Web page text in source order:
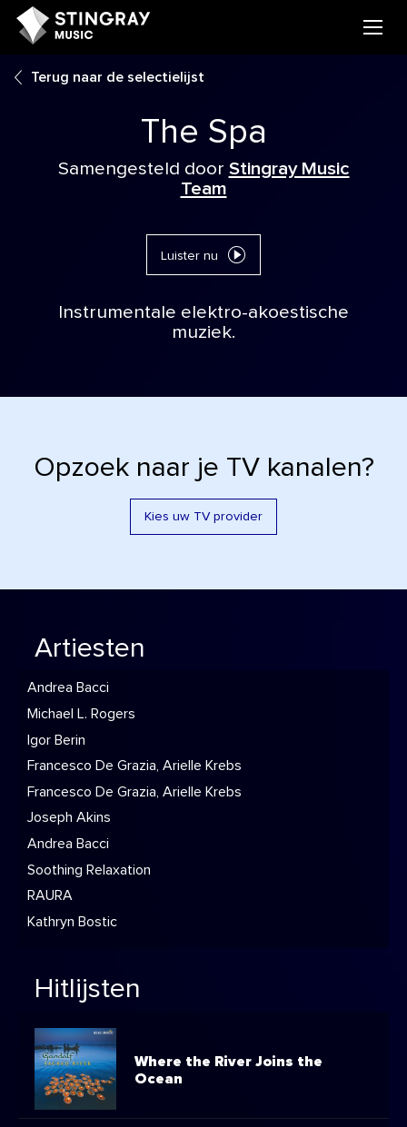
Terug naar de selectielijst
The Spa
Samengesteld door Stingray Music
Team
Luister nu
Instrumentale elektro-akoestische
muziek.
Opzoek naar je TV kanalen?
Kies uw TV provider
Artiesten
Andrea Bacci
Michael L. Rogers
Igor Berin
Francesco De Grazia, Arielle Krebs
Francesco De Grazia, Arielle Krebs
Joseph Akins
Andrea Bacci
Soothing Relaxation
RAURA
Kathryn Bostic
Hitlijsten
Where the River Joins the
Ocean